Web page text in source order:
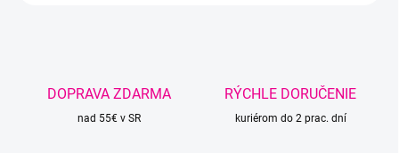
DOPRAVA ZDARMA
nad 55€ v SR
RÝCHLE DORUČENIE
kuriérom do 2 prac. dní